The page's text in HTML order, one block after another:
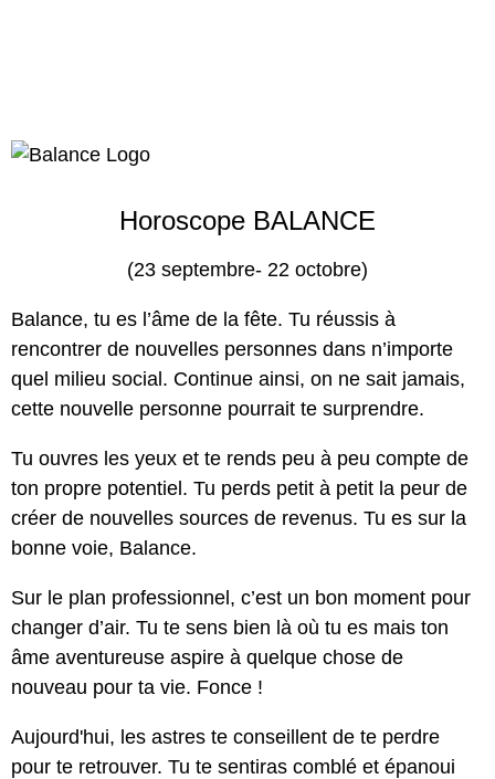
Horoscope BALANCE
(23 septembre- 22 octobre)
Balance, tu es l’âme de la fête. Tu réussis à
rencontrer de nouvelles personnes dans n’importe
quel milieu social. Continue ainsi, on ne sait jamais,
cette nouvelle personne pourrait te surprendre.
Tu ouvres les yeux et te rends peu à peu compte de
ton propre potentiel. Tu perds petit à petit la peur de
créer de nouvelles sources de revenus. Tu es sur la
bonne voie, Balance.
Sur le plan professionnel, c’est un bon moment pour
changer d’air. Tu te sens bien là où tu es mais ton
âme aventureuse aspire à quelque chose de
nouveau pour ta vie. Fonce !
Aujourd'hui, les astres te conseillent de te perdre
pour te retrouver. Tu te sentiras comblé et épanoui